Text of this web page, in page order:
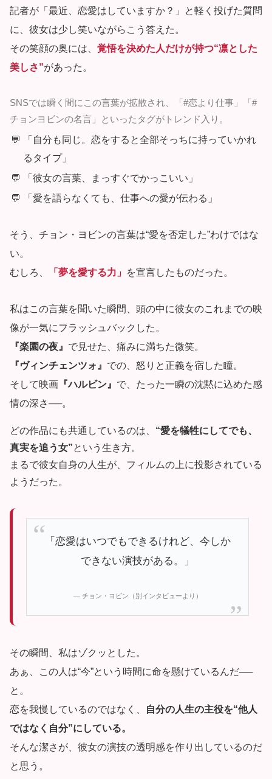
記者が「最近、恋愛はしていますか？」と軽く投げた質問
に、彼女は少し笑いながらこう答えた。
その笑顔の奥には、 覚悟を決めた人だけが持つ“凛とした
美しさ”があった。
SNSでは瞬く間にこの言葉が拡散され、「#恋より仕事」「#
チョンヨビンの名言」といったタグがトレンド入り。
「自分も同じ。恋をすると全部そっちに持っていかれ
るタイプ」
「彼女の言葉、まっすぐでかっこいい」
「愛を語らなくても、仕事への愛が伝わる」
そう、チョン・ヨビンの言葉は“愛を否定した”わけではな
い。
むしろ、
「夢を愛する力」 を宣言したものだった。
私はこの言葉を聞いた瞬間、頭の中に彼女のこれまでの映
像が一気にフラッシュバックした。
『楽園の夜』 で見せた、痛みに満ちた微笑。
『ヴィンチェンツォ』 での、怒りと正義を宿した瞳。
そして映画 『ハルビン』 で、たった一瞬の沈黙に込めた感
情の深さ──。
どの作品にも共通しているのは、 “愛を犠牲にしてでも、
真実を追う女”という生き方。
まるで彼女自身の人生が、フィルムの上に投影されている
ようだった。
「恋愛はいつでもできるけれど、今しか
できない演技がある。」
— チョン・ヨビン（別インタビューより）
その瞬間、私はゾクッとした。
あぁ、この人は“今”という時間に命を懸けているんだ──
と。
恋を我慢しているのではなく、
自分の人生の主役を“他人
ではなく自分”にしている。
そんな潔さが、彼女の演技の透明感を作り出しているのだ
と思う。